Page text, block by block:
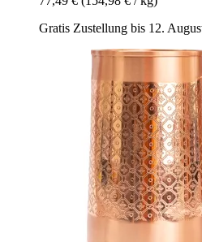
Gratis Zustellung bis 12.